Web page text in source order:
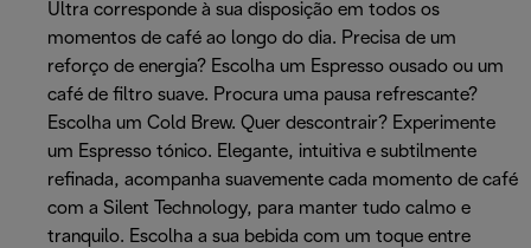
Ultra corresponde à sua disposição em todos os
momentos de café ao longo do dia. Precisa de um
reforço de energia? Escolha um Espresso ousado ou um
café de filtro suave. Procura uma pausa refrescante?
Escolha um Cold Brew. Quer descontrair? Experimente
um Espresso tónico. Elegante, intuitiva e subtilmente
refinada, acompanha suavemente cada momento de café
com a Silent Technology, para manter tudo calmo e
tranquilo. Escolha a sua bebida com um toque entre